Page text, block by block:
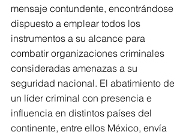
mensaje contundente, encontrándose
dispuesto a emplear todos los
instrumentos a su alcance para
combatir organizaciones criminales
consideradas amenazas a su
seguridad nacional. El abatimiento de
un líder criminal con presencia e
influencia en distintos países del
continente, entre ellos México, envía